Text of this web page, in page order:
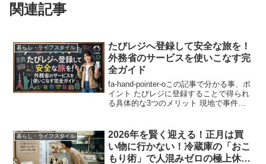
関連記事
暮らし・ライフスタイル
たびレジへ登録して安全な旅を！
外務省のサービスを使いこなす完
全ガイド
fa-hand-pointer-oこの記事で分かる事、ポ
イント たびレジに登録することで得られ
る具体的な3つのメリット 現地で事件や
順の完全ステップ 家族や知人を安心...
暮らし・ライフスタイル
2026年を賢く迎える！正月は買
い物に行かない！冷蔵庫の「おこ
もり術」で人混みゼロの極上休暇